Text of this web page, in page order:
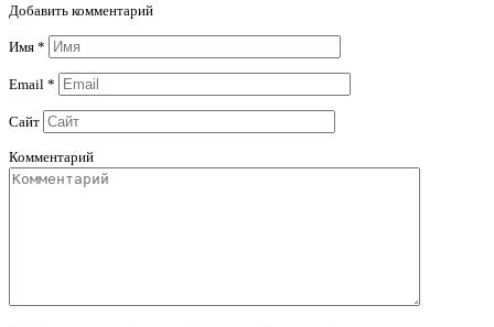
Добавить комментарий
Имя *
Email *
Сайт
Комментарий